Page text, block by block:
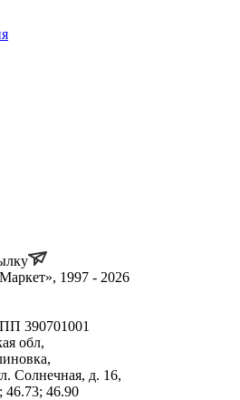
1997 - 2026
390701001
обл,
Солнечная, д. 16,
46.90